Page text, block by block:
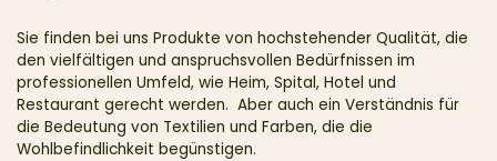
Sie finden bei uns Produkte von hochstehender Qualität, die
den vielfältigen und anspruchsvollen Bedürfnissen im
professionellen Umfeld, wie Heim, Spital, Hotel und
Restaurant gerecht werden. Aber auch ein Verständnis für
die Bedeutung von Textilien und Farben, die die
Wohlbefindlichkeit begünstigen.